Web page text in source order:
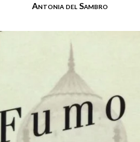
Antonia del Sambro